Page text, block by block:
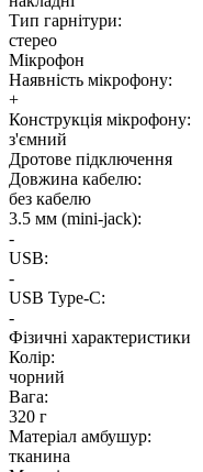
Тип гарнітури:
стерео
Мікрофон
Наявність мікрофону:
+
Конструкція мікрофону:
з'ємний
Дротове підключення
Довжина кабелю:
без кабелю
3.5 мм (mini-jack):
-
USB:
-
USB Type-C:
-
Фізичні характеристики
Колір:
чорний
Вага:
320 г
Матеріал амбушур:
тканина